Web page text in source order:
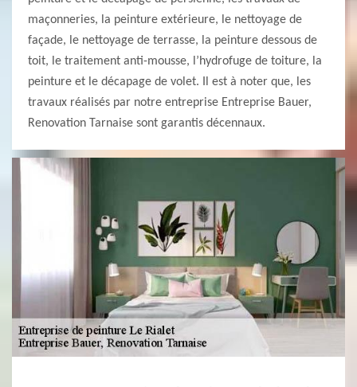
maçonneries, la peinture extérieure, le nettoyage de
façade, le nettoyage de terrasse, la peinture dessous de
toit, le traitement anti-mousse, l’hydrofuge de toiture, la
peinture et le décapage de volet. Il est à noter que, les
travaux réalisés par notre entreprise Entreprise Bauer,
Renovation Tarnaise sont garantis décennaux.